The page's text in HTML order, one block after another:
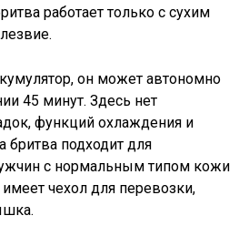
работает только с сухим
он может автономно
45 минут. Здесь нет
функций охлаждения и
бритва подходит для
с нормальным типом кожи
чехол для перевозки,